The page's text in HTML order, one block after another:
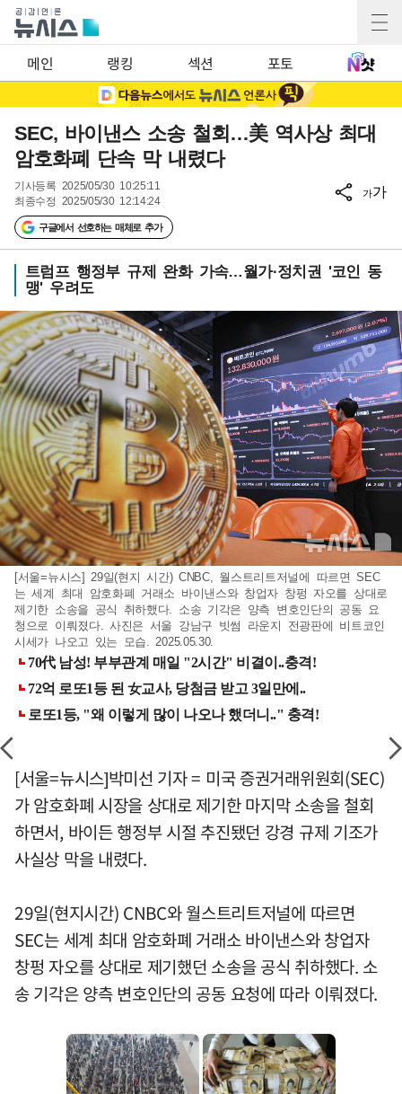
메인 랭킹 섹션 포토
SEC, 바이낸스 소송 철회…美 역사상 최대
암호화폐 단속 막 내렸다
기사등록 2025/05/30 10:25:11
최종수정 2025/05/30 12:14:24
구글에서 선호하는 매체로 추가
가가
트럼프 행정부 규제 완화 가속…월가·정치권 '코인 동
맹' 우려도
[서울=뉴시스] 29일(현지 시간) CNBC, 월스트리트저널에 따르면 SEC
는 세계 최대 암호화폐 거래소 바이낸스와 창업자 창펑 자오를 상대로
제기한 소송을 공식 취하했다. 소송 기각은 양측 변호인단의 공동 요
청으로 이뤄졌다. 사진은 서울 강남구 빗썸 라운지 전광판에 비트코인
시세가 나오고 있는 모습. 2025.05.30.
[서울=뉴시스]박미선 기자 = 미국 증권거래위원회(SEC)
가 암호화폐 시장을 상대로 제기한 마지막 소송을 철회
하면서, 바이든 행정부 시절 추진됐던 강경 규제 기조가
사실상 막을 내렸다.
29일(현지시간) CNBC와 월스트리트저널에 따르면
SEC는 세계 최대 암호화폐 거래소 바이낸스와 창업자
창펑 자오를 상대로 제기했던 소송을 공식 취하했다. 소
송 기각은 양측 변호인단의 공동 요청에 따라 이뤄졌다.